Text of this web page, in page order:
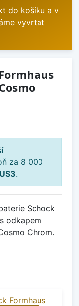
do košíku a v
vyvrtat
za 8 000
.
Schock
odkapem
Chrom.
Formhaus